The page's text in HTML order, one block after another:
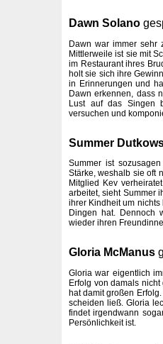
Dawn Solano
Dawn war immer sehr
Mittlerweile ist sie mit
im Restaurant ihres
holt sie sich ihre
in Erinnerungen und
Dawn erkennen, dass
Lust auf das Singen
versuchen und
Summer
Summer ist
Stärke, weshalb sie oft
Mitglied Kev
arbeitet, sieht Summer
ihrer Kindheit um
Dingen hat. Dennoch
wieder ihren
Gloria McManus
Gloria war eigentlich
Erfolg von damals
hat damit großen
scheiden ließ. Gloria
findet irgendwann
Persönlichkeit ist.